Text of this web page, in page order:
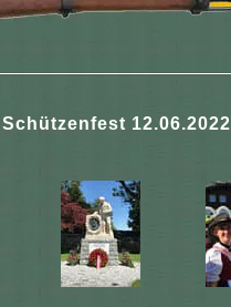
12.06.2022